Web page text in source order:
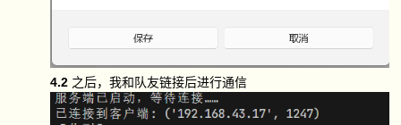
4.2 之后，我和队友链接后进行通信